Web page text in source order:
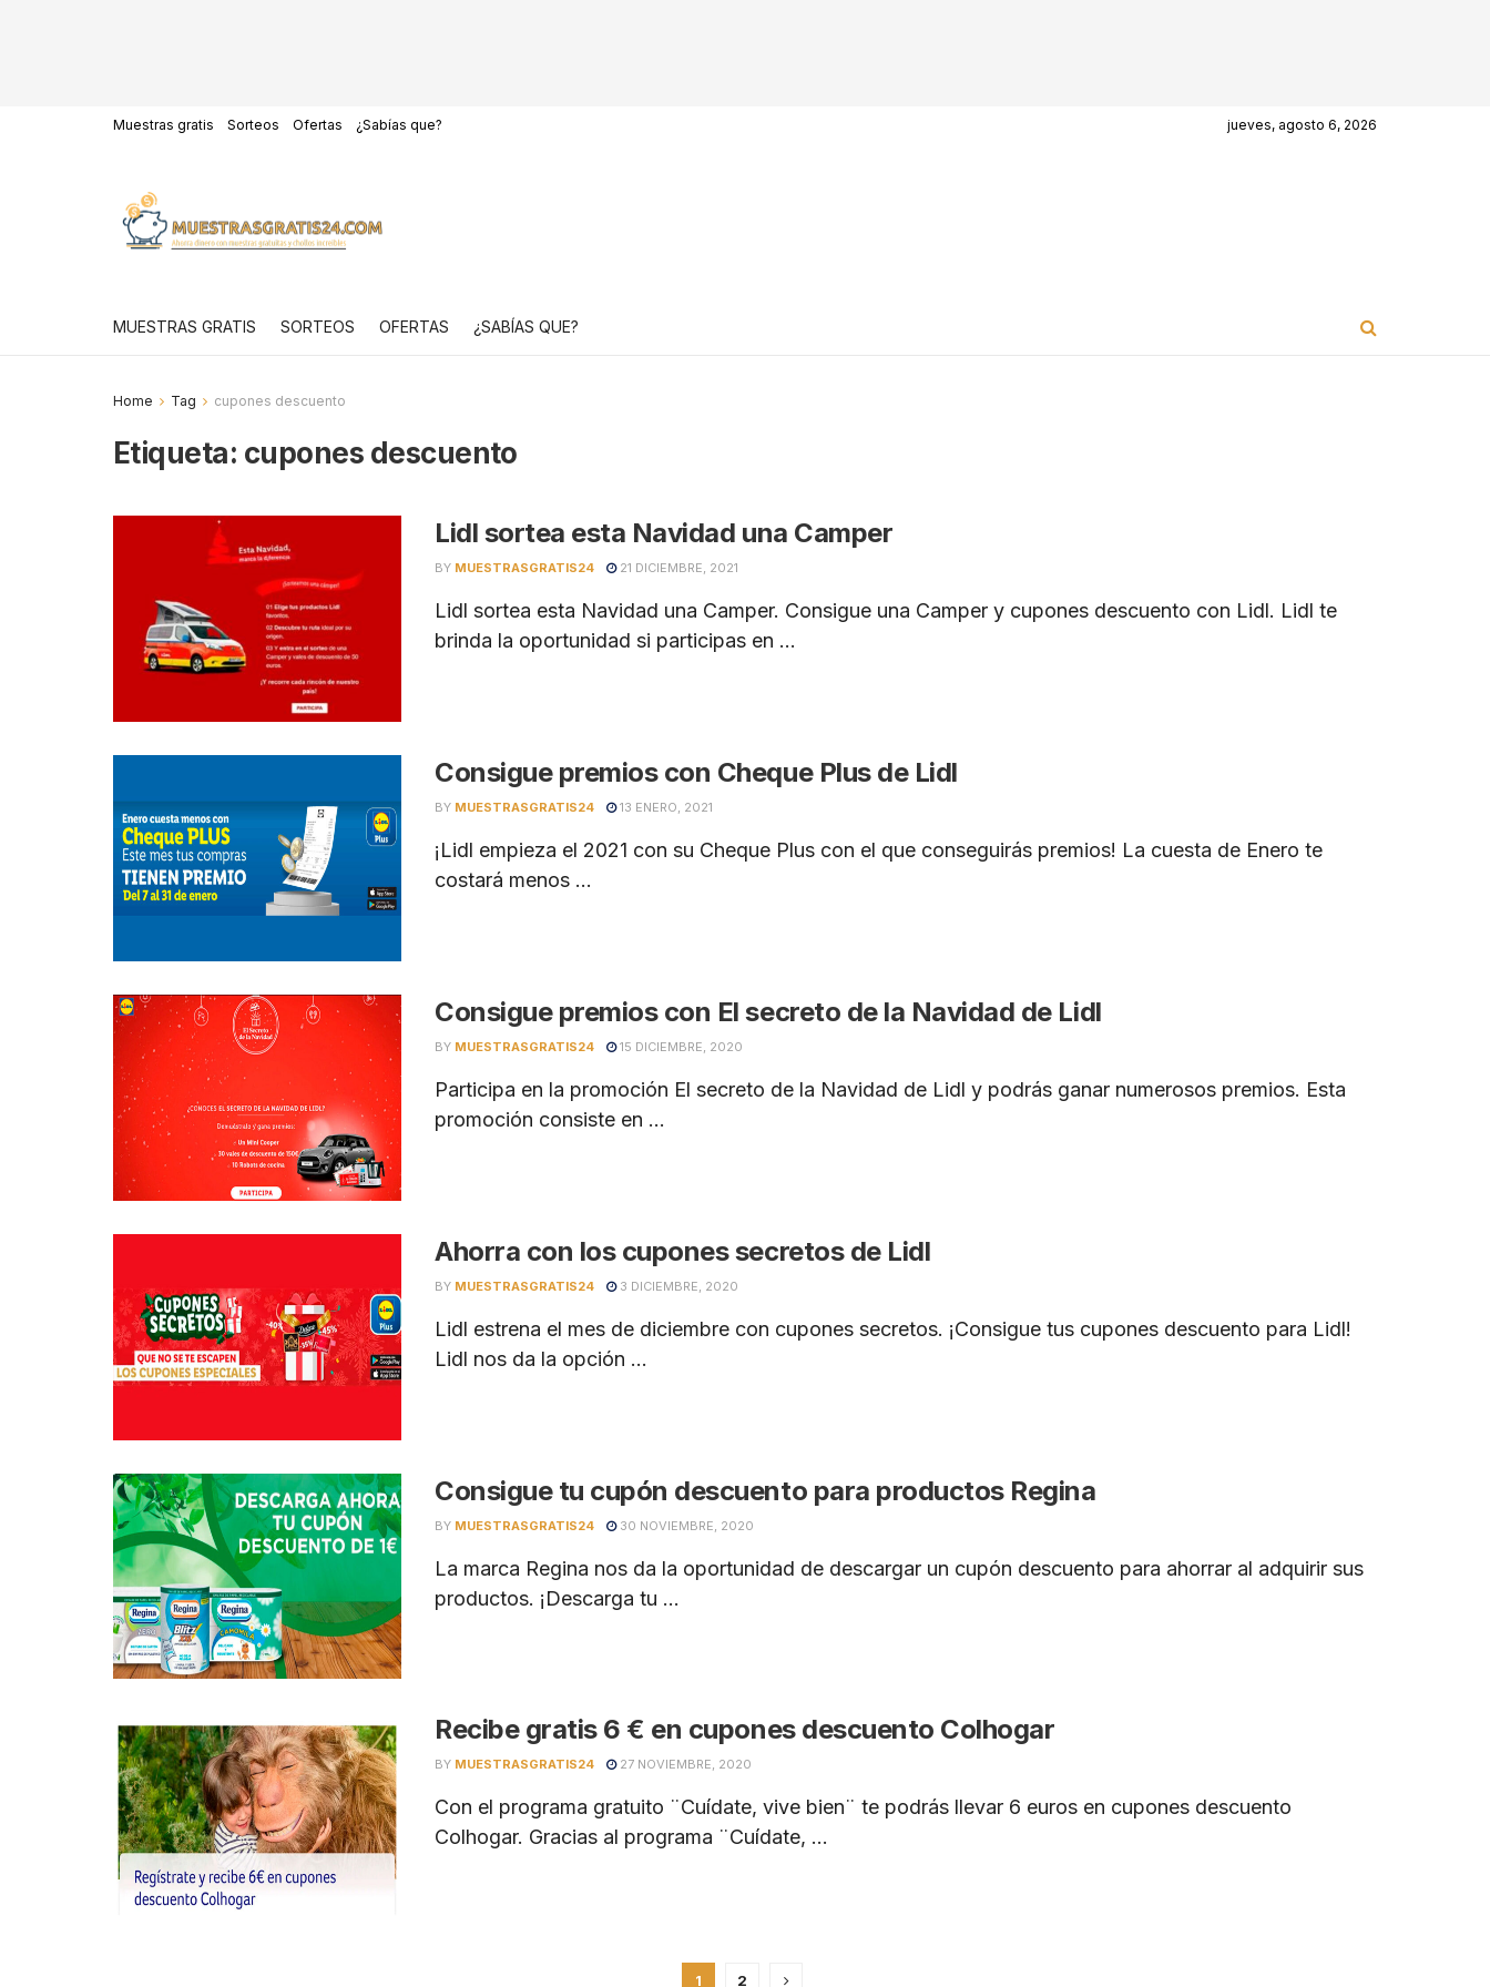
Muestras gratis Sorteos Ofertas ¿Sabías que? jueves, agosto 6, 2026
MUESTRAS GRATIS SORTEOS OFERTAS ¿SABÍAS QUE?
Home Tag cupones descuento
Etiqueta: cupones descuento
Lidl sortea esta Navidad una Camper
BY MUESTRASGRATIS24 21 DICIEMBRE, 2021
Lidl sortea esta Navidad una Camper. Consigue una Camper y cupones descuento con Lidl. Lidl te
brinda la oportunidad si participas en ...
Consigue premios con Cheque Plus de Lidl
BY MUESTRASGRATIS24 13 ENERO, 2021
¡Lidl empieza el 2021 con su Cheque Plus con el que conseguirás premios! La cuesta de Enero te
costará menos ...
Consigue premios con El secreto de la Navidad de Lidl
BY MUESTRASGRATIS24 15 DICIEMBRE, 2020
Participa en la promoción El secreto de la Navidad de Lidl y podrás ganar numerosos premios. Esta
promoción consiste en ...
Ahorra con los cupones secretos de Lidl
BY MUESTRASGRATIS24 3 DICIEMBRE, 2020
Lidl estrena el mes de diciembre con cupones secretos. ¡Consigue tus cupones descuento para Lidl!
Lidl nos da la opción ...
Consigue tu cupón descuento para productos Regina
BY MUESTRASGRATIS24 30 NOVIEMBRE, 2020
La marca Regina nos da la oportunidad de descargar un cupón descuento para ahorrar al adquirir sus
productos. ¡Descarga tu ...
Recibe gratis 6 € en cupones descuento Colhogar
BY MUESTRASGRATIS24 27 NOVIEMBRE, 2020
Con el programa gratuito ¨Cuídate, vive bien¨ te podrás llevar 6 euros en cupones descuento
Colhogar. Gracias al programa ¨Cuídate, ...
1 2